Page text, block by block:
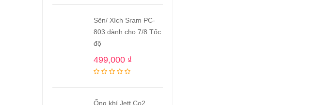
Sên/ Xích Sram PC-
803 dành cho 7/8 Tốc
độ
499,000 ₫
Ống khí Jett Co2